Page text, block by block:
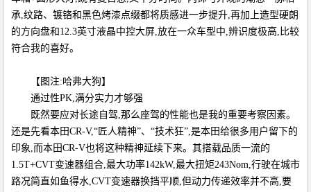
承,纹路、镀铬和黑色烤漆点缀都将质感进一步提升,再加上造型硬朗
的方向盘和12.3英寸液晶中控大屏,放在一众车型中,辨识度极高,比较
符合我的喜好。
【图注:哈弗大狗】
通过性PK,满分实力才够强
既然要应对长途自驾,那么座驾的性能也是我的重要考察因素。
还是先看本田CR-V,“匠人精神”、“技术狂”,是本田给很多用户留下的
印象,而本田CR-V也将这种精神延续下来。其搭载品质一流的
1.5T+CVT变速器组合,最大功率142kW,最大扭矩243Nom,行驶在城市
路况简直如鱼得水,CVT变速器换挡平顺,但动力传递效率并不高,要